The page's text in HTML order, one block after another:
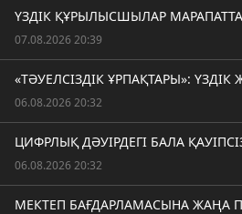
ҮЗДІК ҚҰРЫЛЫСШЫЛАР
07.08.2026 20:39
«ТӘУЕЛСІЗДІК ҰРПАҚТАРЫ»:
06.08.2026 20:32
ЦИФРЛЫҚ ДӘУІРДЕГІ БАЛА
06.08.2026 20:32
МЕКТЕП БАҒДАРЛАМАСЫНА ЖАҢА